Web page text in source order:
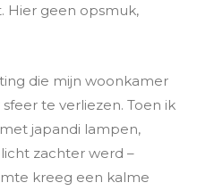
Hier geen opsmuk,
die mijn woonkamer
te verliezen. Toen ik
japandi lampen,
zachter werd –
kreeg een kalme